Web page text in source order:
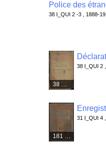
Police des
38 I_QUI 2 -3 , 1888-
38 médias
38 I_QUI 2
181 médias
31 I_QUI 4